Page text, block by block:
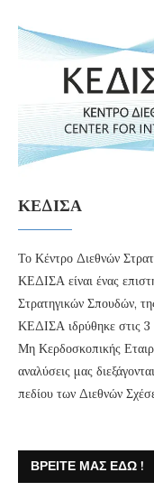
ΚΕΔΙΣΑ
Το Κέντρο Διεθνών
ΚΕΔΙΣΑ είναι ένας
Στρατηγικών Σπουδών,
ΚΕΔΙΣΑ ιδρύθηκε στις 3
Μη Κερδοσκοπικής
αναλύσεις μας
πεδίου των Διεθνών
ΒΡΕΊΤΕ ΜΑΣ ΕΔΏ !